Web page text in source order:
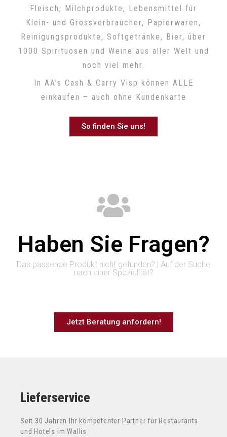
Fleisch, Milchprodukte, Lebensmittel für
Klein- und Grossverbraucher, Papierwaren,
Reinigungsprodukte, Softgetränke, Bier, über
1000 Spirituosen und Weine aus aller Welt und
noch viel mehr.
In AA’s Cash & Carry Visp können ALLE
einkaufen – auch ohne Kundenkarte
So finden Sie uns!
Haben Sie Fragen?
Das passende Produkt nicht gefunden? | Auf der Suche
nach einer Spezialität?
Jetzt Beratung anfordern!
Lieferservice
Seit 30 Jahren Ihr kompetenter Partner für Restaurants
und Hotels im Wallis